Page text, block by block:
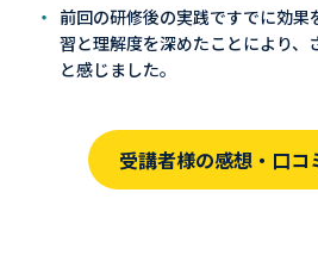
前回の研修後の実践ですでに効果
習と理解度を深めたことにより、
と感じました。
受講者様の感想・口コ